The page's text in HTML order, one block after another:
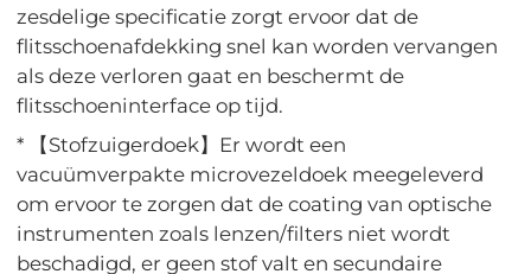
zesdelige specificatie zorgt ervoor dat de
flitsschoenafdekking snel kan worden vervangen
als deze verloren gaat en beschermt de
flitsschoeninterface op tijd.
* 【Stofzuigerdoek】Er wordt een
vacuümverpakte microvezeldoek meegeleverd
om ervoor te zorgen dat de coating van optische
instrumenten zoals lenzen/filters niet wordt
beschadigd, er geen stof valt en secundaire